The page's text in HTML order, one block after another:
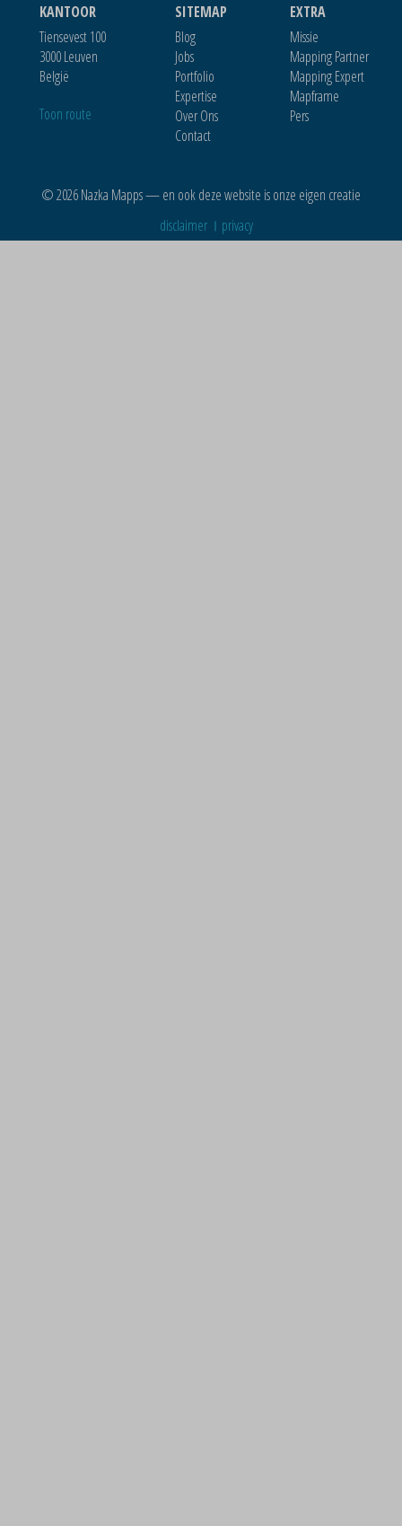
KANTOOR
Tiensevest 100
3000 Leuven
België
Toon route
SITEMAP
Blog
Jobs
Portfolio
Expertise
Over Ons
Contact
EXTRA
Missie
Mapping Partner
Mapping Expert
Mapframe
Pers
© 2026 Nazka Mapps — en ook deze website is onze eigen creatie
disclaimer
privacy